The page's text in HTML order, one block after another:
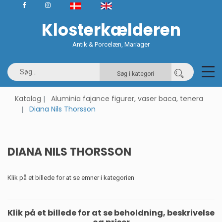
Klosterkælderen
Antik & Porcelæn, Mariager
Søg i kategori
Katalog
Aluminia fajance figurer, vaser baca, tenera
Diana Nils Thorsson
DIANA NILS THORSSON
Klik på et billede for at se emner i kategorien
Klik på et billede for at se beholdning, beskrivelse